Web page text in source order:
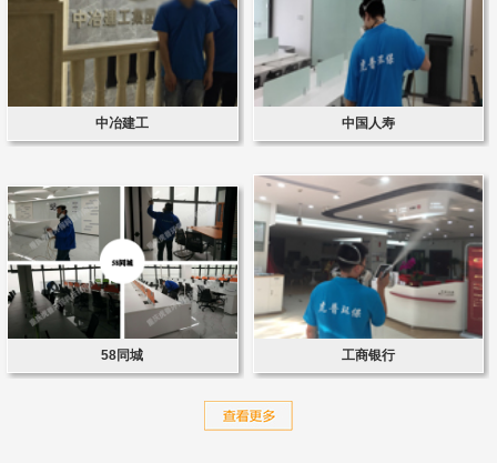
中冶建工 中国人寿
58同城 工商银行